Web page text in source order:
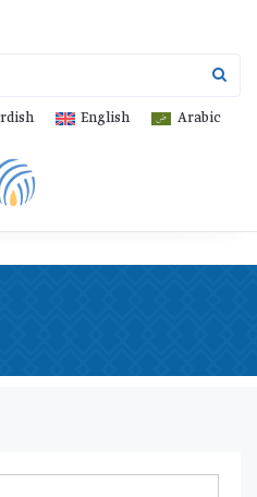
Arabic
English